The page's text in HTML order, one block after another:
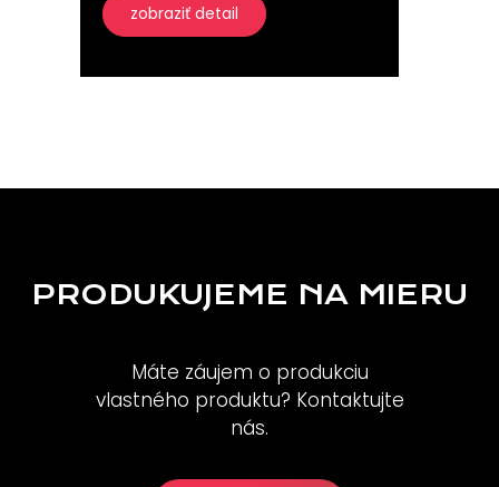
zobraziť detail
PRODUKUJEME NA MIERU
Máte záujem o produkciu
vlastného produktu? Kontaktujte
nás.